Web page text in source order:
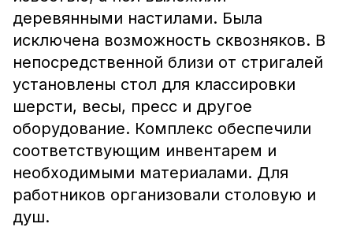
деревянными настилами. Была
исключена возможность сквозняков. В
непосредственной близи от стригалей
установлены стол для классировки
шерсти, весы, пресс и другое
оборудование. Комплекс обеспечили
соответствующим инвентарем и
необходимыми материалами. Для
работников организовали столовую и
душ.